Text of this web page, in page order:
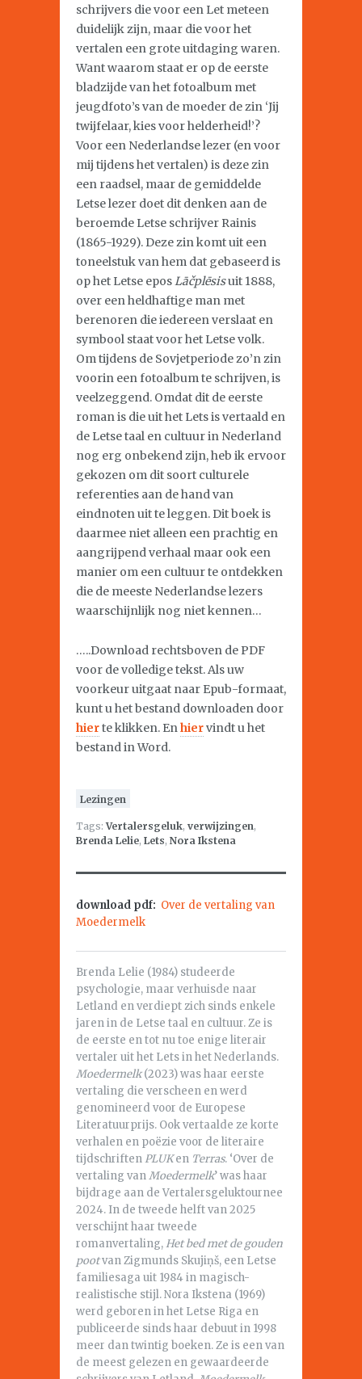
schrijvers die voor een Let meteen
duidelijk zijn, maar die voor het
vertalen een grote uitdaging waren.
Want waarom staat er op de eerste
bladzijde van het fotoalbum met
jeugdfoto’s van de moeder de zin ‘Jij
twijfelaar, kies voor helderheid!’?
Voor een Nederlandse lezer (en voor
mij tijdens het vertalen) is deze zin
een raadsel, maar de gemiddelde
Letse lezer doet dit denken aan de
beroemde Letse schrijver Rainis
(1865-1929). Deze zin komt uit een
toneelstuk van hem dat gebaseerd is
op het Letse eposLāčplēsisuit 1888,
over een heldhaftige man met
berenoren die iedereen verslaat en
symbool staat voor het Letse volk.
Om tijdens de Sovjetperiode zo’n zin
voorin een fotoalbum te schrijven, is
veelzeggend. Omdat dit de eerste
roman is die uit het Lets is vertaald en
de Letse taal en cultuur in Nederland
nog erg onbekend zijn, heb ik ervoor
gekozen om dit soort culturele
referenties aan de hand van
eindnoten uit te leggen. Dit boek is
daarmee niet alleen een prachtig en
aangrijpend verhaal maar ook een
manier om een cultuur te ontdekken
die de meeste Nederlandse lezers
waarschijnlijk nog niet kennen…
…..Download rechtsboven de PDF
voor de volledige tekst. Als uw
voorkeur uitgaat naar Epub-formaat,
kunt u het bestand downloaden door
hierte klikken. Enhiervindt u het
bestand in Word.
Lezingen
Tags:Vertalersgeluk, verwijzingen,
Brenda Lelie, Lets, Nora Ikstena
download pdf: Over de vertaling van
Moedermelk
Brenda Lelie (1984) studeerde
psychologie, maar verhuisde naar
Letland en verdiept zich sinds enkele
jaren in de Letse taal en cultuur. Ze is
de eerste en tot nu toe enige literair
vertaler uit het Lets in het Nederlands.
Moedermelk(2023) was haar eerste
vertaling die verscheen en werd
genomineerd voor de Europese
Literatuurprijs. Ook vertaalde ze korte
verhalen en poëzie voor de literaire
tijdschriftenPLUKen Terras. ‘Over de
vertaling vanMoedermelk’ was haar
bijdrage aan de Vertalersgeluktournee
2024. In de tweede helft van 2025
verschijnt haar tweede
romanvertaling,Het bed met de gouden
pootvan Zigmunds Skujiņš, een Letse
familiesaga uit 1984 in magisch-
realistische stijl. Nora Ikstena (1969)
werd geboren in het Letse Riga en
publiceerde sinds haar debuut in 1998
meer dan twintig boeken. Ze is een van
de meest gelezen en gewaardeerde